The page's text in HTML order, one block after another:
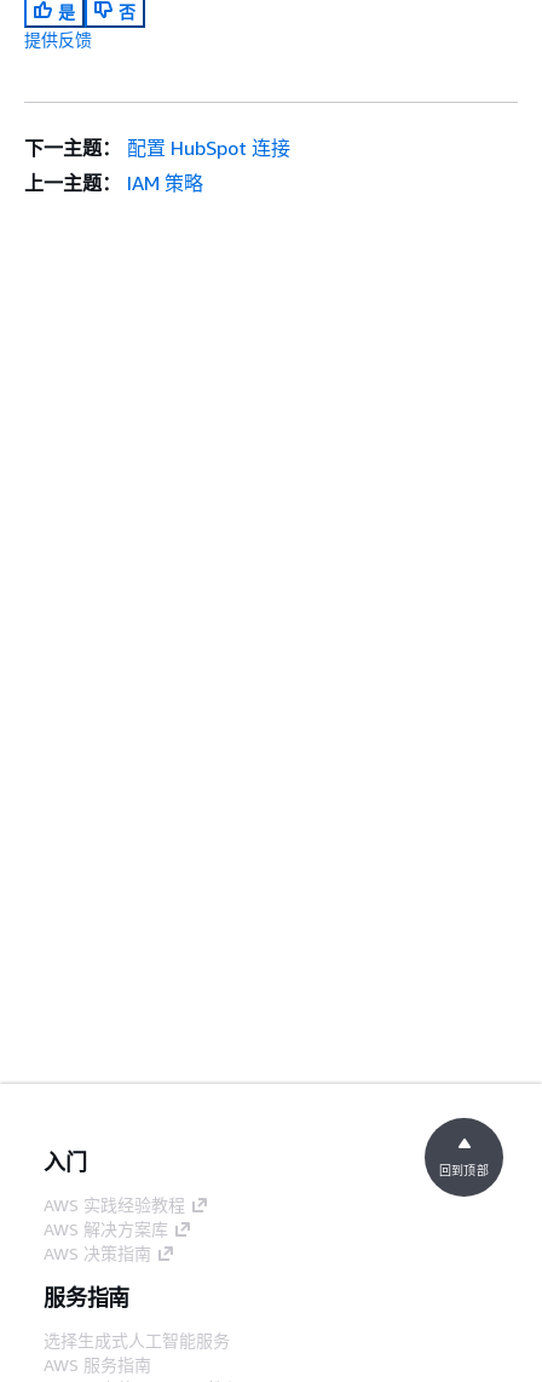
是
否
提供反馈
下一主题：
配置 HubSpot 连接
上一主题：
IAM 策略
入门
AWS 实践经验教程
AWS 解决方案库
AWS 决策指南
服务指南
选择生成式人工智能服务
AWS 服务指南
回到顶部